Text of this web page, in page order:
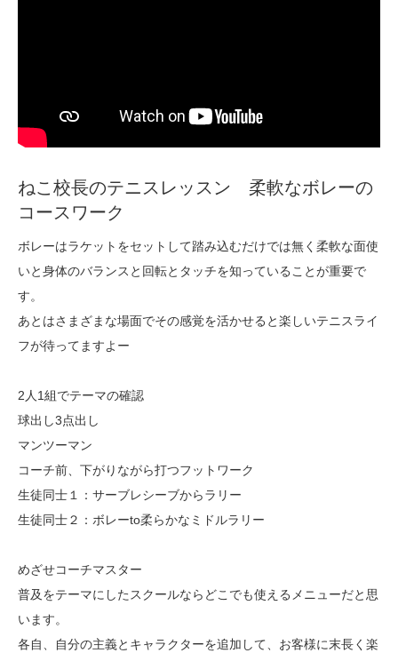
ねこ校長のテニスレッスン 柔軟なボレーの
コースワーク
ボレーはラケットをセットして踏み込むだけでは無く柔軟な面使
いと身体のバランスと回転とタッチを知っていることが重要で
す。
あとはさまざまな場面でその感覚を活かせると楽しいテニスライ
フが待ってますよー
2人1組でテーマの確認
球出し3点出し
マンツーマン
コーチ前、下がりながら打つフットワーク
生徒同士１：サーブレシーブからラリー
生徒同士２：ボレーto柔らかなミドルラリー
めざせコーチマスター
普及をテーマにしたスクールならどこでも使えるメニューだと思
います。
各自、自分の主義とキャラクターを追加して、お客様に末長く楽